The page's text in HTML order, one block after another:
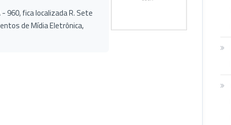
- 960, fica localizada R. Sete
de Mídia Eletrônica,